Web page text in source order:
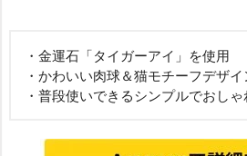
・金運石「タイガーアイ」を使用
・かわいい肉球＆猫モチーフデザイ
・普段使いできるシンプルでおし